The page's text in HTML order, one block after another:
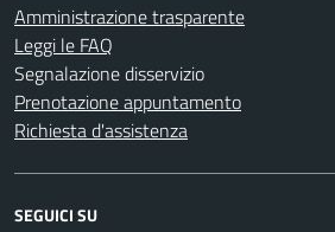
Amministrazione trasparente
Leggi le FAQ
Segnalazione disservizio
Prenotazione appuntamento
Richiesta d'assistenza
SEGUICI SU